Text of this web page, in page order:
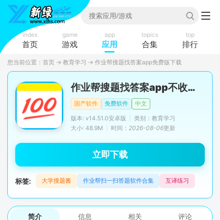
index
首页
game
游戏
app
应用
topics
合集
top
排行
您当前位置： 首页 → 教育学习 → 作业帮搜题找答案app免费版下载
作业帮搜题找答案app不收费版
国产软件 免费软件
中文
版本: v14.51.0安卓版
类别：教育学习
大小: 48.9M
时间： 2026-08-06更新
立即下载
标签: 大学搜题酱 作业帮扫一扫答题软件合集 互译练习
简介 信息 相关 评论